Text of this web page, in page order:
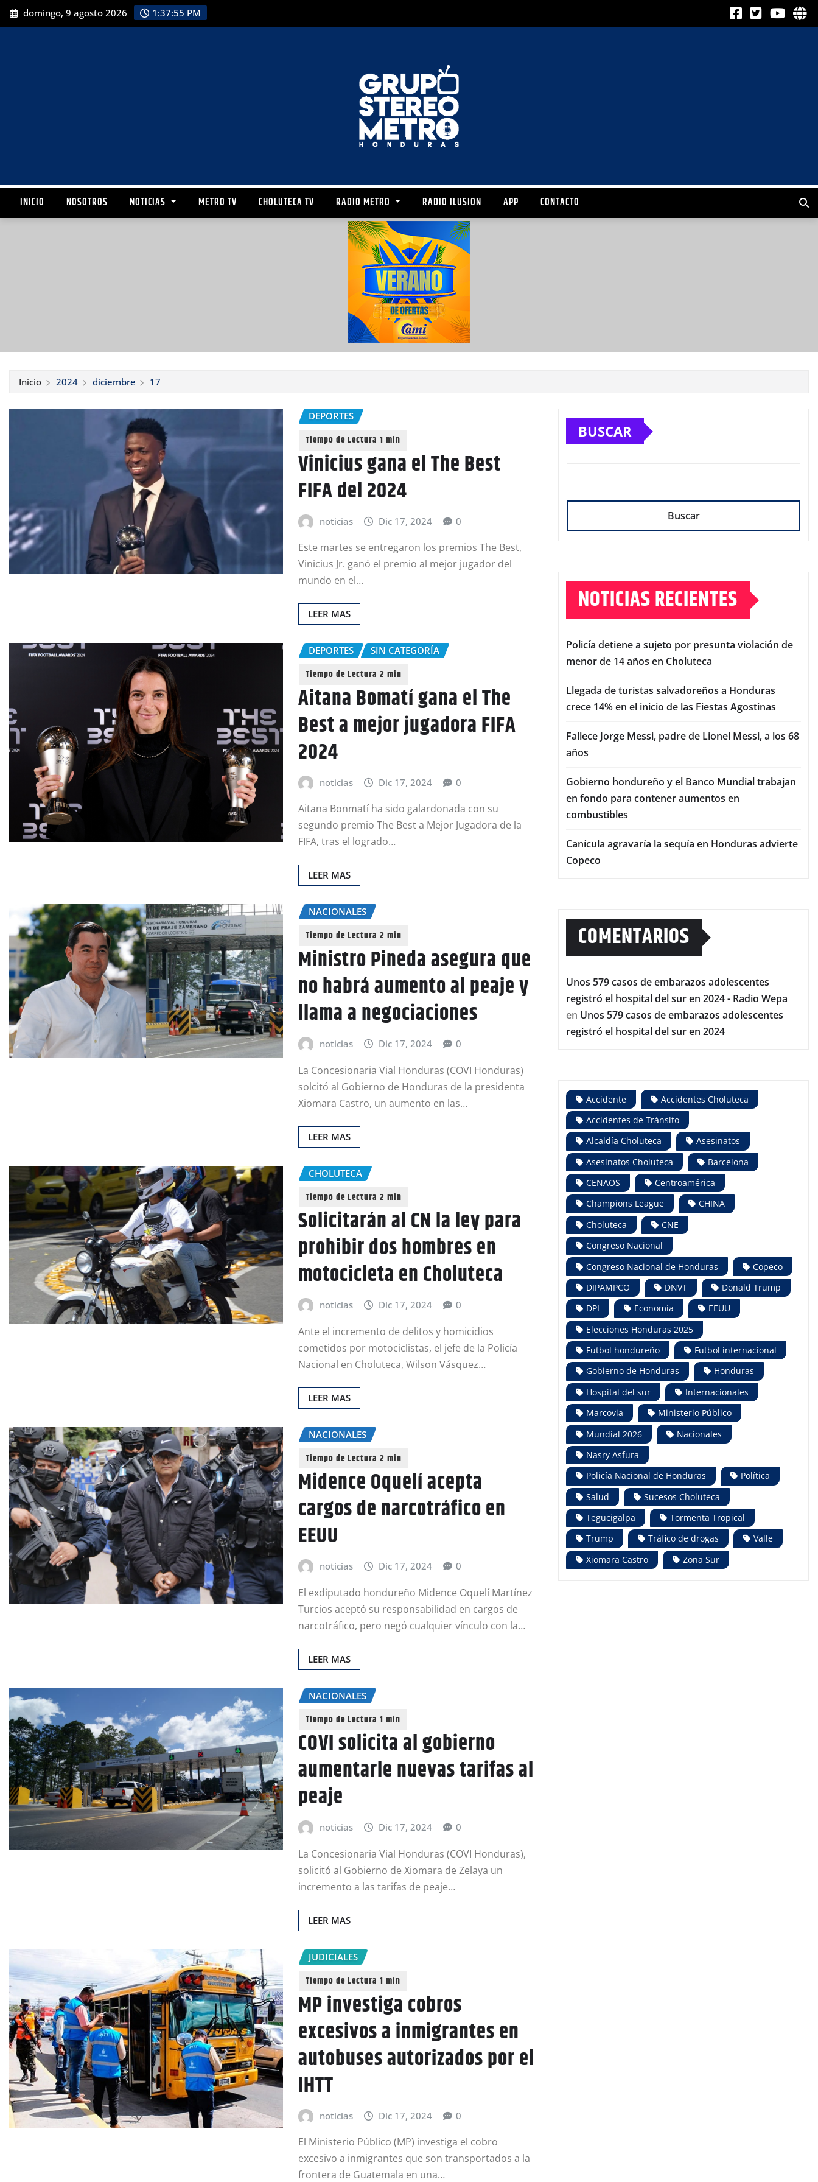
domingo, 9 agosto 2026 1:37:56 PM
INICIO NOSOTROS NOTICIAS METRO TV CHOLUTECA TV RADIO METRO RADIO ILUSION APP CONTACTO
Inicio 2024 diciembre 17
DEPORTES
Vinicius gana el The Best
FIFA del 2024
noticias Dic 17, 2024 0
Este martes se entregaron los premios The Best,
Vinicius Jr. ganó el premio al mejor jugador del
mundo en el…
LEER MAS
DEPORTES SIN CATEGORÍA
Aitana Bomatí gana el The
Best a mejor jugadora FIFA
2024
noticias Dic 17, 2024 0
Aitana Bonmatí ha sido galardonada con su
segundo premio The Best a Mejor Jugadora de la
FIFA, tras el logrado…
LEER MAS
NACIONALES
Ministro Pineda asegura que
no habrá aumento al peaje y
llama a negociaciones
noticias Dic 17, 2024 0
La Concesionaria Vial Honduras (COVI Honduras)
solcitó al Gobierno de Honduras de la presidenta
Xiomara Castro, un aumento en las…
LEER MAS
CHOLUTECA
Solicitarán al CN la ley para
prohibir dos hombres en
motocicleta en Choluteca
noticias Dic 17, 2024 0
Ante el incremento de delitos y homicidios
cometidos por motociclistas, el jefe de la Policía
Nacional en Choluteca, Wilson Vásquez…
LEER MAS
NACIONALES
Midence Oquelí acepta
cargos de narcotráfico en
EEUU
noticias Dic 17, 2024 0
El exdiputado hondureño Midence Oquelí Martínez
Turcios aceptó su responsabilidad en cargos de
narcotráfico, pero negó cualquier vínculo con la…
LEER MAS
NACIONALES
COVI solicita al gobierno
aumentarle nuevas tarifas al
peaje
noticias Dic 17, 2024 0
La Concesionaria Vial Honduras (COVI Honduras),
solicitó al Gobierno de Xiomara de Zelaya un
incremento a las tarifas de peaje…
LEER MAS
JUDICIALES
MP investiga cobros
excesivos a inmigrantes en
autobuses autorizados por el
IHTT
noticias Dic 17, 2024 0
El Ministerio Público (MP) investiga el cobro
excesivo a inmigrantes que son transportados a la
frontera de Guatemala en una…
BUSCAR
Buscar
NOTICIAS RECIENTES
Policía detiene a sujeto por presunta violación de
menor de 14 años en Choluteca
Llegada de turistas salvadoreños a Honduras
crece 14% en el inicio de las Fiestas Agostinas
Fallece Jorge Messi, padre de Lionel Messi, a los 68
años
Gobierno hondureño y el Banco Mundial trabajan
en fondo para contener aumentos en
combustibles
Canícula agravaría la sequía en Honduras advierte
Copeco
COMENTARIOS
Unos 579 casos de embarazos adolescentes
registró el hospital del sur en 2024 - Radio Wepa
en Unos 579 casos de embarazos adolescentes
registró el hospital del sur en 2024
Accidente
Accidentes Choluteca
Accidentes de Tránsito
Alcaldía Choluteca
Asesinatos
Asesinatos Choluteca
Barcelona
CENAOS
Centroamérica
Champions League
CHINA
Choluteca
CNE
Congreso Nacional
Congreso Nacional de Honduras
Copeco
DIPAMPCO
DNVT
Donald Trump
DPI
Economía
EEUU
Elecciones Honduras 2025
Futbol hondureño
Futbol internacional
Gobierno de Honduras
Honduras
Hospital del sur
Internacionales
Marcovia
Ministerio Público
Mundial 2026
Nacionales
Nasry Asfura
Policía Nacional de Honduras
Política
Salud
Sucesos Choluteca
Tegucigalpa
Tormenta Tropical
Trump
Tráfico de drogas
Valle
Xiomara Castro
Zona Sur